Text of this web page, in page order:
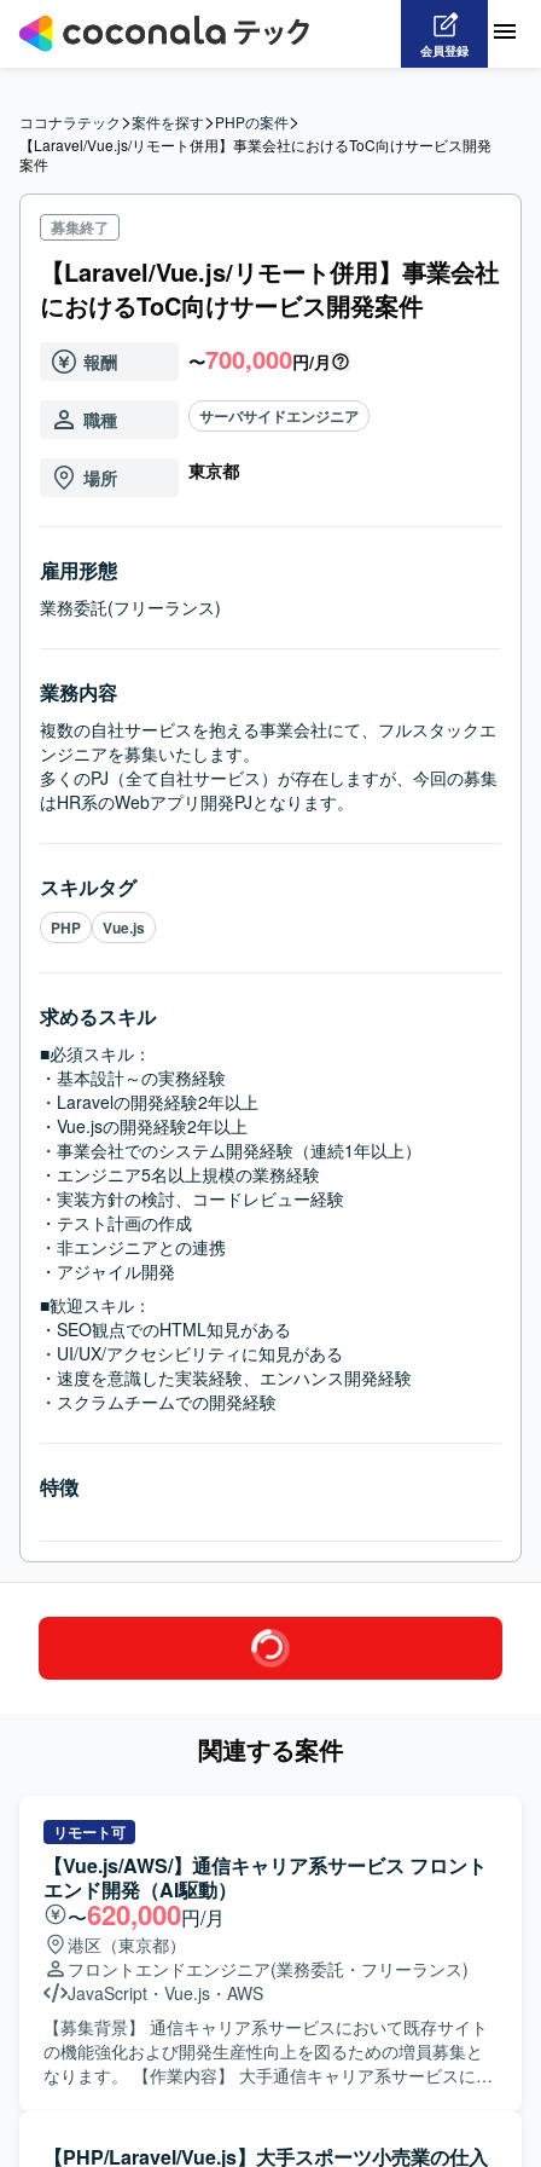
会員登録
ココナラテック>案件を探す>PHPの案件>
【Laravel/Vue.js/リモート併用】事業会社におけるToC向けサービス開発
案件
募集終了
【Laravel/Vue.js/リモート併用】事業会社
におけるToC向けサービス開発案件
報酬 〜700,000円/月
職種 サーバサイドエンジニア
場所 東京都
雇用形態
業務委託(フリーランス)
業務内容
複数の自社サービスを抱える事業会社にて、フルスタックエ
ンジニアを募集いたします。
多くのPJ（全て自社サービス）が存在しますが、今回の募集
はHR系のWebアプリ開発PJとなります。
スキルタグ
PHP Vue.js
求めるスキル
■必須スキル：
・基本設計～の実務経験
・Laravelの開発経験2年以上
・Vue.jsの開発経験2年以上
・事業会社でのシステム開発経験（連続1年以上）
・エンジニア5名以上規模の業務経験
・実装方針の検討、コードレビュー経験
・テスト計画の作成
・非エンジニアとの連携
・アジャイル開発
■歓迎スキル：
・SEO観点でのHTML知見がある
・UI/UX/アクセシビリティに知見がある
・速度を意識した実装経験、エンハンス開発経験
・スクラムチームでの開発経験
特徴
関連する案件
リモート可
【Vue.js/AWS/】通信キャリア系サービス フロント
エンド開発（AI駆動）
〜620,000円/月
港区（東京都）
フロントエンドエンジニア(業務委託・フリーランス)
JavaScript ・ Vue.js ・ AWS
【募集背景】 通信キャリア系サービスにおいて既存サイト
の機能強化および開発生産性向上を図るための増員募集と
なります。 【作業内容】 大手通信キャリア系サービスにお
などのAI支援ツールを活用したAI駆動開発を行います。要件
【PHP/Laravel/Vue.js】大手スポーツ小売業の仕入